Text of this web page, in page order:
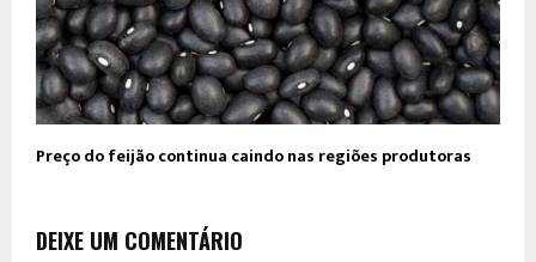
Preço do feijão continua caindo nas regiões produtoras
DEIXE UM COMENTÁRIO